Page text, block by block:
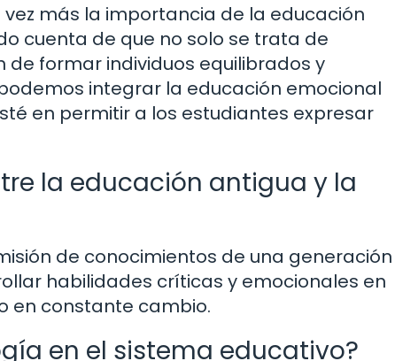
más la importancia de la educación
cuenta de que no solo se trata de
formar individuos equilibrados y
integrar la educación emocional
en permitir a los estudiantes expresar
la educación antigua y la
de conocimientos de una generación
habilidades críticas y emocionales en
en constante cambio.
en el sistema educativo?